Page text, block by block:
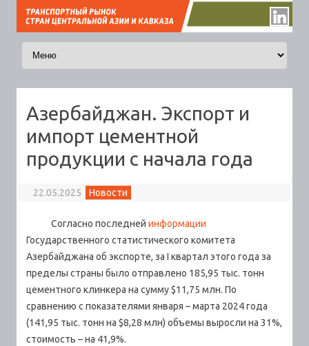
Перейти к содержимому
Азербайджан. Экспорт и
импорт цементной
продукции с начала года
22.05.2025 Новости
Согласно последней информации
Государственного статистического комитета
Азербайджана об экспорте, за I квартал этого года за
пределы страны было отправлено 185,95 тыс. тонн
цементного клинкера на сумму $11,75 млн. По
сравнению с показателями января – марта 2024 года
(141,95 тыс. тонн на $8,28 млн) объемы выросли на 31%,
стоимость – на 41,9%.